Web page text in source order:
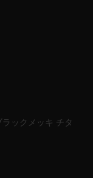
ックメッキ チタ